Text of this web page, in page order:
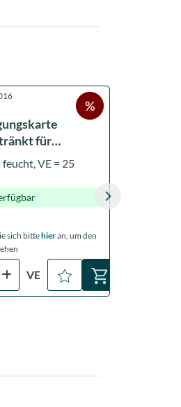
für
VE = 25
sich bittehieran, um den
VE